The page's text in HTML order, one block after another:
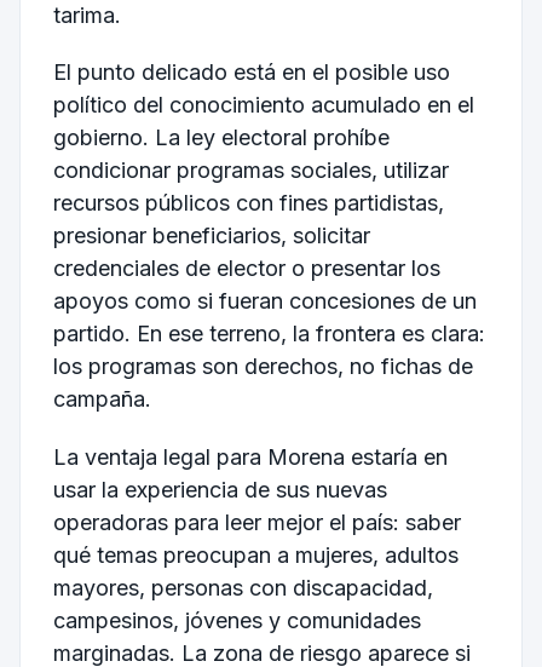
tarima.
El punto delicado está en el posible uso
político del conocimiento acumulado en el
gobierno. La ley electoral prohíbe
condicionar programas sociales, utilizar
recursos públicos con fines partidistas,
presionar beneficiarios, solicitar
credenciales de elector o presentar los
apoyos como si fueran concesiones de un
partido. En ese terreno, la frontera es clara:
los programas son derechos, no fichas de
campaña.
La ventaja legal para Morena estaría en
usar la experiencia de sus nuevas
operadoras para leer mejor el país: saber
qué temas preocupan a mujeres, adultos
mayores, personas con discapacidad,
campesinos, jóvenes y comunidades
marginadas. La zona de riesgo aparece si